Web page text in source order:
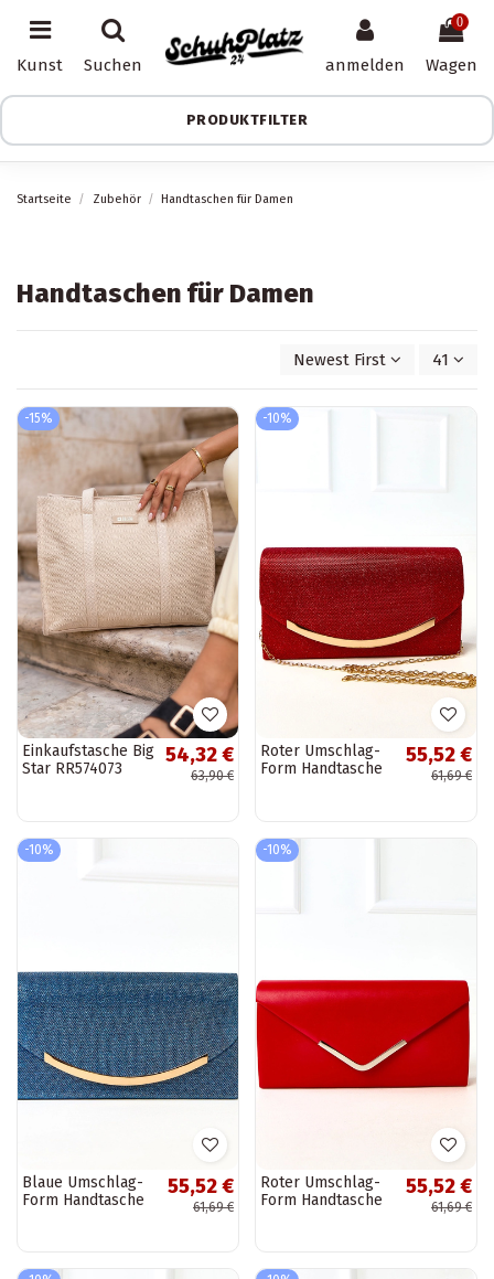
Kunst Suchen anmelden
0
Wagen
PRODUKTFILTER
Startseite Zubehör Handtaschen für Damen
Handtaschen für Damen
Newest First 41
-15%
Einkaufstasche Big
Star RR574073
54,32 €
63,90 €
-10%
Roter Umschlag-
Form Handtasche
55,52 €
61,69 €
-10%
Blaue Umschlag-
Form Handtasche
55,52 €
61,69 €
-10%
Roter Umschlag-
Form Handtasche
55,52 €
61,69 €